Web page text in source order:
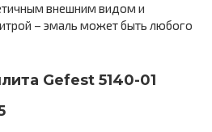
внешним видом и
– эмаль может быть любого
Gefest 5140-01